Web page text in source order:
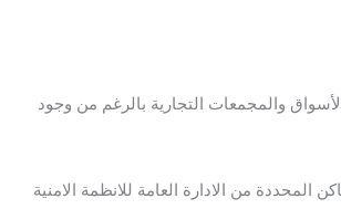
والمجمعات التجارية بالرغم من وجود
المحددة من الادارة العامة للانظمة الامنية